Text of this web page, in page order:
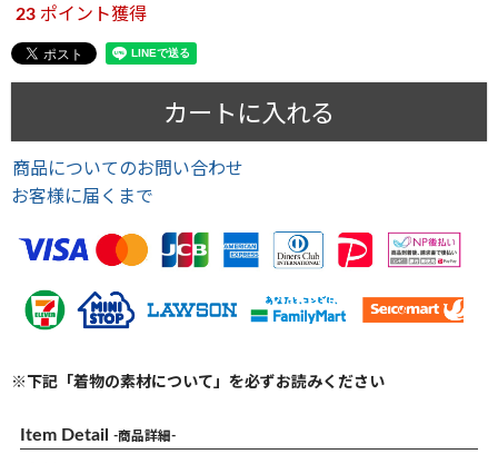
23 ポイント獲得
カートに入れる
商品についてのお問い合わせ
お客様に届くまで
※下記「着物の素材について」を必ずお読みください
Item Detail -商品詳細-